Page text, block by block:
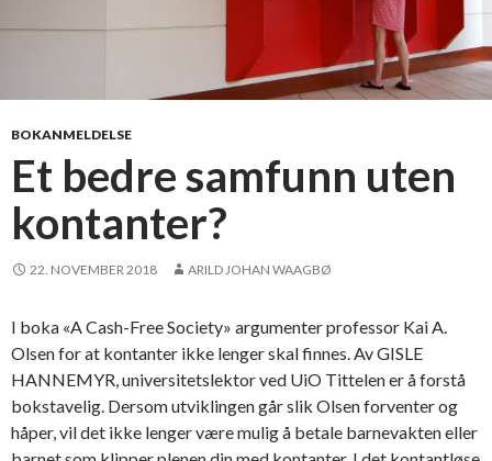
BOKANMELDELSE
Et bedre samfunn uten
kontanter?
22. NOVEMBER 2018 ARILD JOHAN WAAGBØ
I boka «A Cash-Free Society» argumenter professor Kai A.
Olsen for at kontanter ikke lenger skal finnes. Av GISLE
HANNEMYR, universitetslektor ved UiO Tittelen er å forstå
bokstavelig. Dersom utviklingen går slik Olsen forventer og
håper, vil det ikke lenger være mulig å betale barnevakten eller